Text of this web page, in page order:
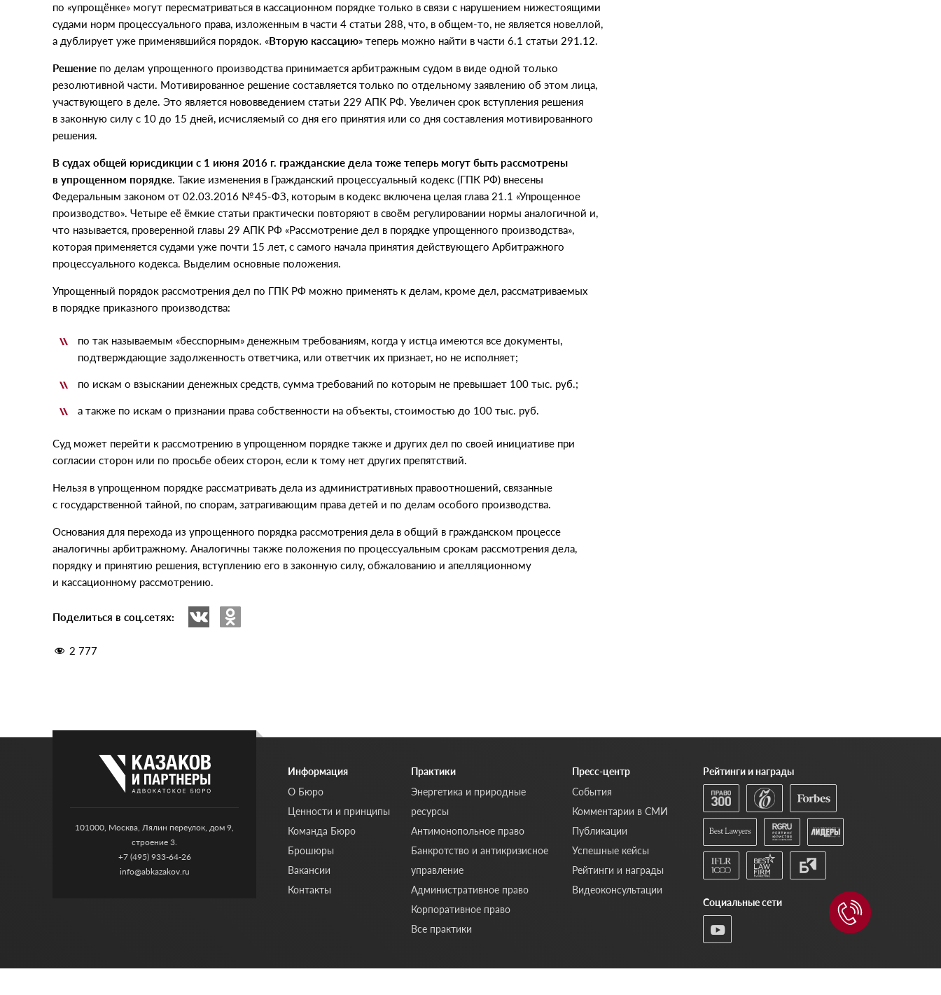
по «упрощёнке» могут пересматриваться в кассационном порядке только в связи с нарушением нижестоящими
судами норм процессуального права, изложенным в части 4 статьи 288, что, в общем-то, не является новеллой,
а дублирует уже применявшийся порядок. «Вторую кассацию» теперь можно найти в части 6.1 статьи 291.12.
Решение по делам упрощенного производства принимается арбитражным судом в виде одной только
резолютивной части. Мотивированное решение составляется только по отдельному заявлению об этом лица,
участвующего в деле. Это является нововведением статьи 229 АПК РФ. Увеличен срок вступления решения
в законную силу с 10 до 15 дней, исчисляемый со дня его принятия или со дня составления мотивированного
решения.
В судах общей юрисдикции с 1 июня 2016 г. гражданские дела тоже теперь могут быть рассмотрены
в упрощенном порядке. Такие изменения в Гражданский процессуальный кодекс (ГПК РФ) внесены
Федеральным законом от 02.03.2016 № 45-ФЗ, которым в кодекс включена целая глава 21.1 «Упрощенное
производство». Четыре её ёмкие статьи практически повторяют в своём регулировании нормы аналогичной и,
что называется, проверенной главы 29 АПК РФ «Рассмотрение дел в порядке упрощенного производства»,
которая применяется судами уже почти 15 лет, с самого начала принятия действующего Арбитражного
процессуального кодекса. Выделим основные положения.
Упрощенный порядок рассмотрения дел по ГПК РФ можно применять к делам, кроме дел, рассматриваемых
в порядке приказного производства:
по так называемым «бесспорным» денежным требованиям, когда у истца имеются все документы,
подтверждающие задолженность ответчика, или ответчик их признает, но не исполняет;
по искам о взыскании денежных средств, сумма требований по которым не превышает 100 тыс. руб.;
а также по искам о признании права собственности на объекты, стоимостью до 100 тыс. руб.
Суд может перейти к рассмотрению в упрощенном порядке также и других дел по своей инициативе при
согласии сторон или по просьбе обеих сторон, если к тому нет других препятствий.
Нельзя в упрощенном порядке рассматривать дела из административных правоотношений, связанные
с государственной тайной, по спорам, затрагивающим права детей и по делам особого производства.
Основания для перехода из упрощенного порядка рассмотрения дела в общий в гражданском процессе
аналогичны арбитражному. Аналогичны также положения по процессуальным срокам рассмотрения дела,
порядку и принятию решения, вступлению его в законную силу, обжалованию и апелляционному
и кассационному рассмотрению.
Поделиться в соц.сетях:
2 777
101000, Москва, Лялин переулок, дом 9,
строение 3.
+7 (495) 933-64-26
info@abkazakov.ru
Информация
О Бюро
Ценности и принципы
Команда Бюро
Брошюры
Вакансии
Контакты
Практики
Энергетика и природные
ресурсы
Антимонопольное право
Банкротство и антикризисное
управление
Административное право
Корпоративное право
Все практики
Пресс-центр
События
Комментарии в СМИ
Публикации
Успешные кейсы
Рейтинги и награды
Видеоконсультации
Рейтинги и награды
Социальные сети